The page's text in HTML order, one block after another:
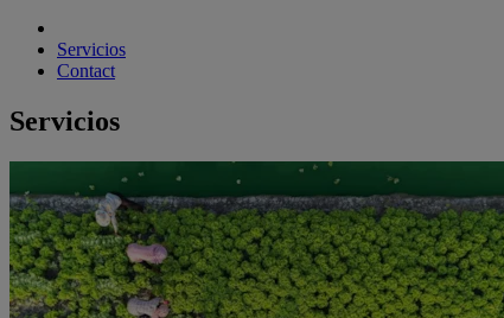
Servicios
Contact
Servicios